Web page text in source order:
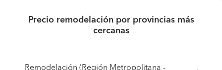
Precio remodelación por provincias más
cercanas
Remodelación (Región Metropolitana -